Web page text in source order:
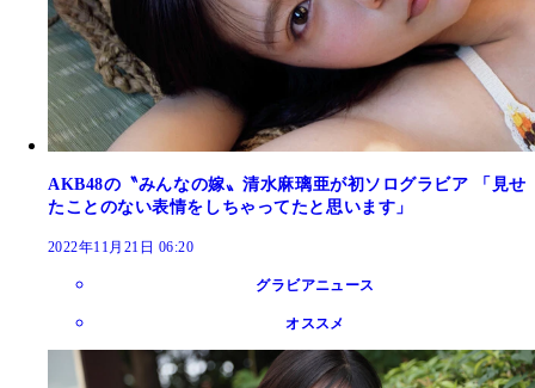
AKB48の〝みんなの嫁〟清水麻璃亜が初ソログラビア 「見せ
たことのない表情をしちゃってたと思います」
2022年11月21日 06:20
グラビアニュース
オススメ